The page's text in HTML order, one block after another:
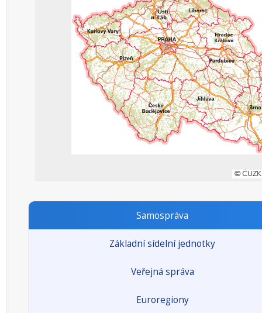
Samospráva
Základní sídelní jednotky
Veřejná správa
Euroregiony